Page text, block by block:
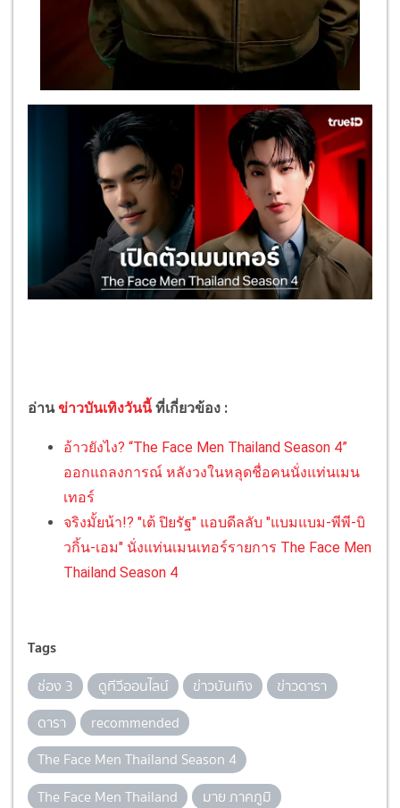
อ่านข่าวบันเทิงวันนี้ ที่เกี่ยวข้อง :
อ้าวยังไง? “The Face Men Thailand Season 4”
ออกแถลงการณ์ หลังวงในหลุดชื่อคนนั่งแท่นเมน
เทอร์
จริงมั้ยน้า!? "เต้ ปิยรัฐ" แอบดีลลับ "แบมแบม-พีพี-บิ
วกิ้น-เอม" นั่งแท่นเมนเทอร์รายการ The Face Men
Thailand Season 4
Tags
ช่อง 3 ดูทีวีออนไลน์ ข่าวบันเทิง
ข่าวดารา
ดารา
recommended
The Face Men Thailand Season 4
The Face Men Thailand
มาย ภาคภูมิ